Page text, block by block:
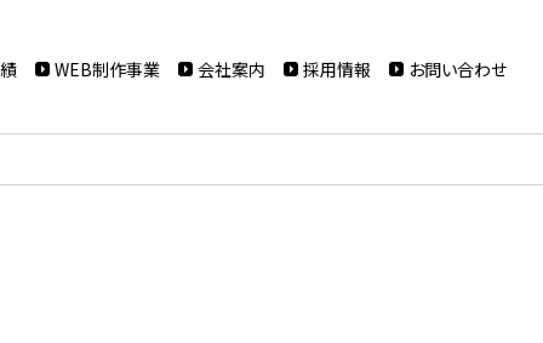
WEB制作事業 会社案内 採用情報 お問い合わせ